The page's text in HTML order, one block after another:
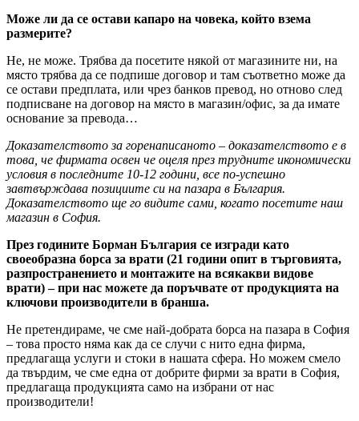
Може ли да се остави капаро на човека, който взема
размерите?
Не, не може. Трябва да посетите някой от магазините ни, на
място трябва да се подпише договор и там съответно може да
се остави предплата, или чрез банков превод, но отново след
подписване на договор на място в магазин/офис, за да имате
основание за превода…
Доказателството за горенаписаното – доказателството е в
това, че фирмата освен че оцеля през трудните икономически
условия в последните 10-12 години, все по-успешно
завтвърждава позициите си на пазара в България.
Доказателството ще го видите сами, когато посетите наш
магазин в София.
През годините Борман България се изгради като
своеобразна борса за врати (21 години опит в търговията,
разпространението и монтажите на всякакви видове
врати) – при нас можете да поръчвате от продукцията на
ключови производители в бранша.
Не претендираме, че сме най-добрата борса на пазара в София
– това просто няма как да се случи с нито една фирма,
предлагаща услуги и стоки в нашата сфера. Но можем смело
да твърдим, че сме една от добрите фирми за врати в София,
предлагаща продукцията само на избрани от нас
производители!